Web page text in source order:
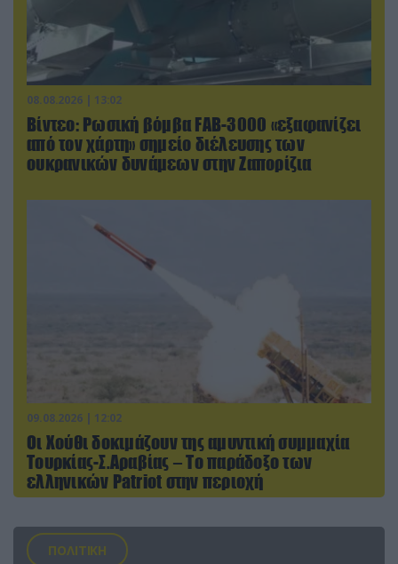
08.08.2026 | 13:02
Βίντεο: Ρωσική βόμβα FAB-3000 «εξαφανίζει
από τον χάρτη» σημείο διέλευσης των
ουκρανικών δυνάμεων στην Ζαπορίζια
09.08.2026 | 12:02
Οι Χούθι δοκιμάζουν της αμυντική συμμαχία
Τουρκίας-Σ.Αραβίας – Το παράδοξο των
ελληνικών Patriot στην περιοχή
ΠΟΛΙΤΙΚΗ